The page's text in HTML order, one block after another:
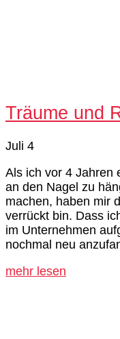
Träume und
Juli 4
Als ich vor 4 Jahren
an den Nagel zu
machen, haben mir
verrückt bin. Dass
im Unternehmen
nochmal neu
mehr lesen